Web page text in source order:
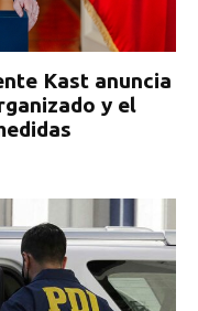
Kast anuncia
y el